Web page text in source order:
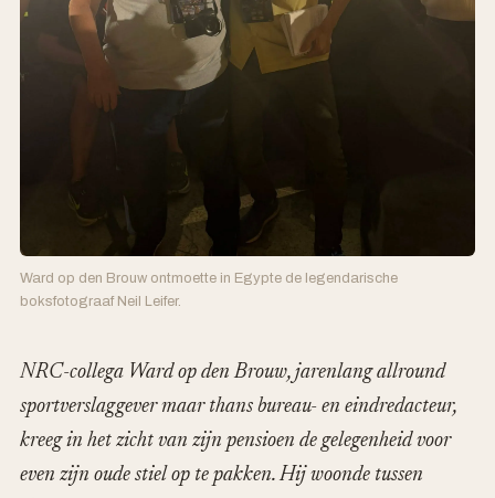
Ward op den Brouw ontmoette in Egypte de legendarische
boksfotograaf Neil Leifer.
NRC-collega Ward op den Brouw, jarenlang allround
sportverslaggever maar thans bureau- en eindredacteur,
kreeg in het zicht van zijn pensioen de gelegenheid voor
even zijn oude stiel op te pakken. Hij woonde tussen